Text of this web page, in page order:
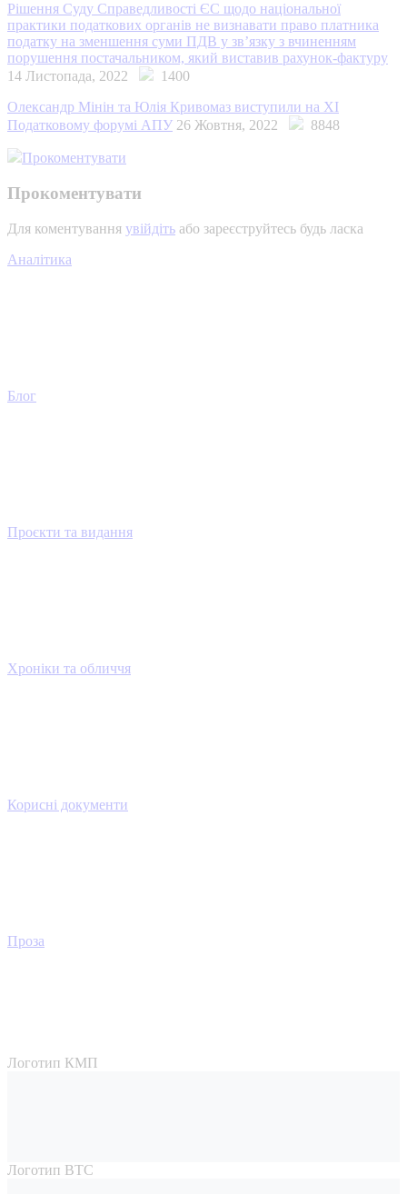
Рішення Суду Справедливості ЄС щодо національної
практики податкових органів не визнавати право платника
податку на зменшення суми ПДВ у зв’язку з вчиненням
порушення постачальником, який виставив рахунок-фактуру
14 Листопада, 2022
1400
Олександр Мінін та Юлія Кривомаз виступили на ХІ
Податковому форумі АПУ 26 Жовтня, 2022 8848
Прокоментувати
Прокоментувати
Для коментування увійдіть або зареєструйтесь будь ласка
Аналітика
Блог
Проєкти та видання
Хроніки та обличчя
Корисні документи
Проза
Логотип КМП
Логотип ВТС